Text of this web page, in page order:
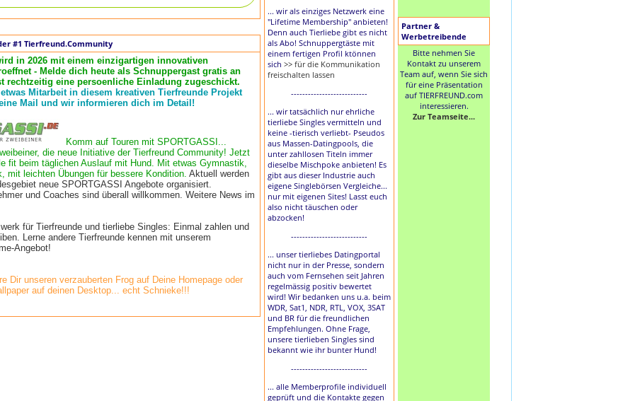
#1 Tierfreund.Community
in 2026 mit einem einzigartigen innovativen
- Melde dich heute als Schnuppergast gratis an
rechtzeitig eine persoenliche Einladung zugeschickt.
Mitarbeit in diesem kreativen Tierfreunde Projekt
Mail und wir informieren dich im Detail!
Komm auf Touren mit SPORTGASSI...
die neue Initiative der Tierfreund Community! Jetzt
fit beim täglichen Auslauf mit Hund. Mit etwas Gymnastik,
mit leichten Übungen für bessere Kondition. Aktuell werden
neue SPORTGASSI Angebote organisiert.
und Coaches sind überall willkommen. Weitere News im
für Tierfreunde und tierliebe Singles: Einmal zahlen und
Lerne andere Tierfreunde kennen mit unserem
Angebot!
Dir unseren verzauberten Frog auf Deine Homepage oder
auf deinen Desktop... echt Schnieke!!!
... wir als einziges Netzwerk eine
"Lifetime Membership" anbieten!
Denn auch Tierliebe gibt es nicht
als Abo! Schnuppergtäste mit
einem fertigen Profil ktönnen
sich >> für die Kommunikation
freischalten lassen
---------------------------
... wir tatsächlich nur ehrliche
tierliebe Singles vermitteln und
keine -tierisch verliebt- Pseudos
aus Massen-Datingpools, die
unter zahllosen Titeln immer
dieselbe Mischpoke anbieten! Es
gibt aus dieser Industrie auch
eigene Singlebörsen Vergleiche...
nur mit eigenen Sites! Lasst euch
also nicht täuschen oder
abzocken!
---------------------------
... unser tierliebes Datingportal
nicht nur in der Presse, sondern
auch vom Fernsehen seit Jahren
regelmässig positiv bewertet
wird! Wir bedanken uns u.a. beim
WDR, Sat1, NDR, RTL, VOX, 3SAT
und BR für die freundlichen
Empfehlungen. Ohne Frage,
unsere tierlieben Singles sind
bekannt wie ihr bunter Hund!
---------------------------
... alle Memberprofile individuell
geprüft und die Kontakte gegen
Partner &
Werbetreibende
Bitte nehmen Sie
Kontakt zu unserem
Team auf, wenn Sie sich
für eine Präsentation
auf TIERFREUND.com
interessieren.
Zur Teamseite...